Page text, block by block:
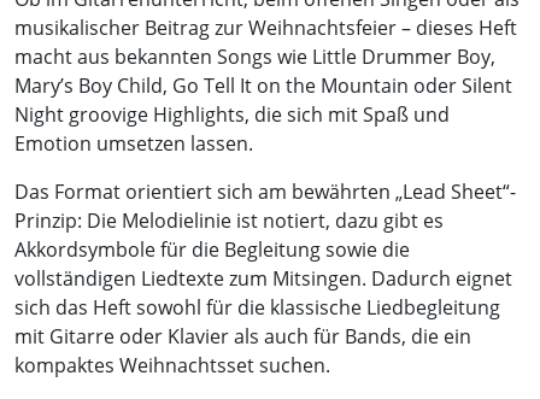
musikalischer Beitrag zur Weihnachtsfeier – dieses Heft
macht aus bekannten Songs wie Little Drummer Boy,
Mary’s Boy Child, Go Tell It on the Mountain oder Silent
Night groovige Highlights, die sich mit Spaß und
Emotion umsetzen lassen.
Das Format orientiert sich am bewährten „Lead Sheet“-
Prinzip: Die Melodielinie ist notiert, dazu gibt es
Akkordsymbole für die Begleitung sowie die
vollständigen Liedtexte zum Mitsingen. Dadurch eignet
sich das Heft sowohl für die klassische Liedbegleitung
mit Gitarre oder Klavier als auch für Bands, die ein
kompaktes Weihnachtsset suchen.